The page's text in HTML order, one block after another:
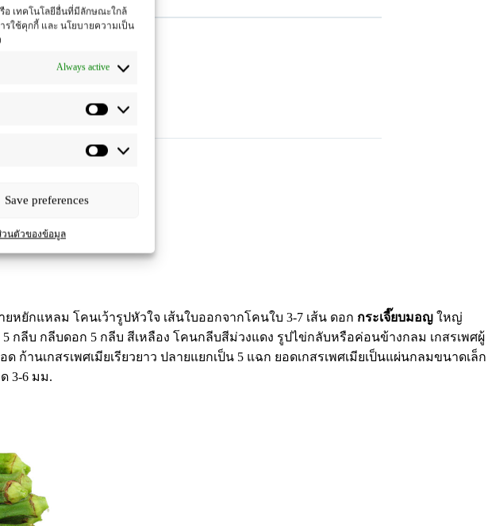
อ เทคโนโลยีอื่นที่มีลักษณะใกล้
รใช้คุกกี้ และ นโยบายความเป็น
Always active
Save preferences
นตัวของข้อมูล
หยักแหลม โคนเว้ารูปหัวใจ เส้นใบออกจากโคนใบ 3-7 เส้น ดอก กระเจี๊ยบมอญ ใหญ่
5 กลีบ กลีบดอก 5 กลีบ สีเหลือง โคนกลีบสีม่วงแดง รูปไข่กลับหรือค่อนข้างกลม เกสรเพศผู้
นเกสรเพศเมียเรียวยาว ปลายแยกเป็น 5 แฉก ยอดเกสรเพศเมียเป็นแผ่นกลมขนาดเล็ก
3-6 มม.